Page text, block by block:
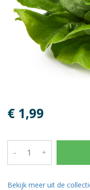
€ 1,99
– +
Bekijk meer uit de